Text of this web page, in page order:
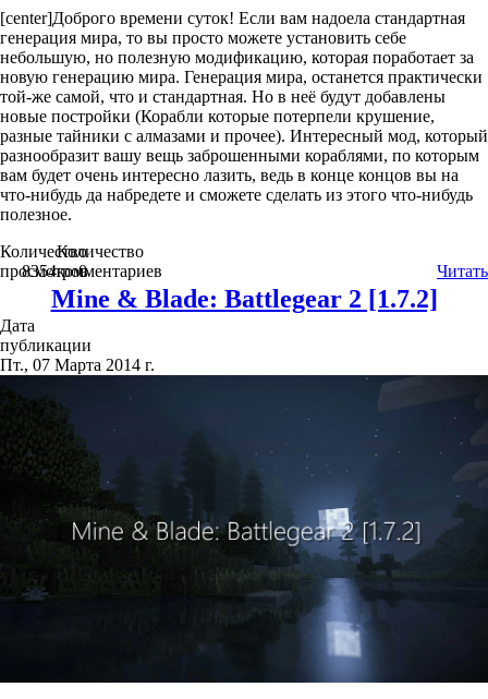
[center]Доброго времени суток! Если вам надоела стандартная
генерация мира, то вы просто можете установить себе
небольшую, но полезную модификацию, которая поработает за
новую генерацию мира. Генерация мира, останется практически
той-же самой, что и стандартная. Но в неё будут добавлены
новые постройки (Корабли которые потерпели крушение,
разные тайники с алмазами и прочее). Интересный мод, который
разнообразит вашу вещь заброшенными кораблями, по которым
вам будет очень интересно лазить, ведь в конце концов вы на
что-нибудь да набредете и сможете сделать из этого что-нибудь
полезное.
Количество
просмотров
8354
Количество
комментариев
0 Читать
Mine & Blade: Battlegear 2 [1.7.2]
Дата
публикации
Пт., 07 Марта 2014 г.